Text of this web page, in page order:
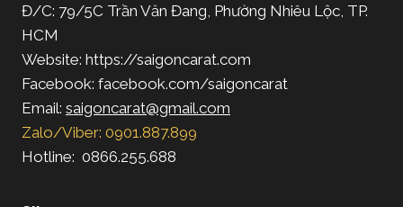
Đ/C: 79/5C Trần Văn Đang, Phường Nhiêu Lộc, TP.
HCM
Website: https://saigoncarat.com
Facebook: facebook.com/saigoncarat
Email: saigoncarat@gmail.com
Zalo/Viber: 0901.887.899
Hotline: 0866.255.688